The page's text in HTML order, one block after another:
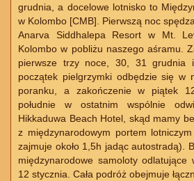
grudnia, a docelowe lotnisko to
w Kolombo [CMB]. Pierwszą noc
Anarva Siddhalepa Resort w Mt.
Kolombo w pobliżu naszego aśramu.
pierwsze trzy noce, 30, 31 grudnia
początek pielgrzymki odbędzie się w
poranku, a zakończenie w piątek
południe w ostatnim wspólnie
Hikkaduwa Beach Hotel, skąd mamy
z międzynarodowym portem
zajmuje około 1,5h jadąc autostradą).
międzynarodowe samoloty odlatujące
12 stycznia. Cała podróż obejmuje